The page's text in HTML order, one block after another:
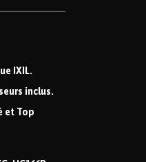
IXIL.
inclus.
et Top